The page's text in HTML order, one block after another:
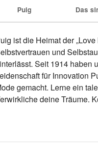
Puig Das
ist die Heimat der
und
Seit 1914 haben
für Innovation
gemacht. Lerne ein
deine Träume.